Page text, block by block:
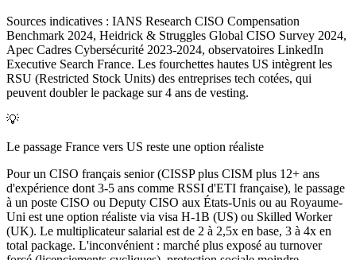
Sources indicatives : IANS Research CISO Compensation
Benchmark 2024, Heidrick & Struggles Global CISO Survey 2024,
Apec Cadres Cybersécurité 2023-2024, observatoires LinkedIn
Executive Search France. Les fourchettes hautes US intègrent les
RSU (Restricted Stock Units) des entreprises tech cotées, qui
peuvent doubler le package sur 4 ans de vesting.
💡
Le passage France vers US reste une option réaliste
Pour un CISO français senior (CISSP plus CISM plus 12+ ans
d'expérience dont 3-5 ans comme RSSI d'ETI française), le passage
à un poste CISO ou Deputy CISO aux États-Unis ou au Royaume-
Uni est une option réaliste via visa H-1B (US) ou Skilled Worker
(UK). Le multiplicateur salarial est de 2 à 2,5x en base, 3 à 4x en
total package. L'inconvénient : marché plus exposé au turnover